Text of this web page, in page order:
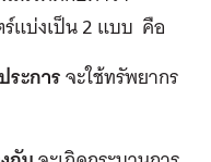
ร์แบ่งเป็น 2 แบบ คือ
ะการจะใช้ทรัพยากร